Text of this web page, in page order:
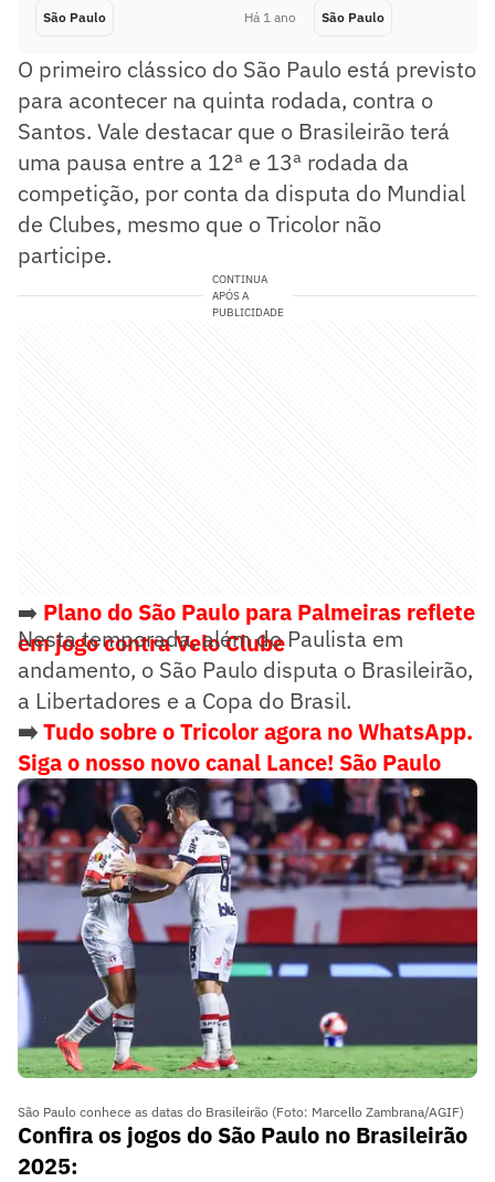
São Paulo Há 1 ano São Paulo
O primeiro clássico do São Paulo está previsto
para acontecer na quinta rodada, contra o
Santos. Vale destacar que o Brasileirão terá
uma pausa entre a 12ª e 13ª rodada da
competição, por conta da disputa do Mundial
de Clubes, mesmo que o Tricolor não
participe.
CONTINUA
APÓS A
PUBLICIDADE
➡️ Plano do São Paulo para Palmeiras reflete
em jogo contra Velo Clube
Nesta temporada, além do Paulista em
andamento, o São Paulo disputa o Brasileirão,
a Libertadores e a Copa do Brasil.
➡️Tudo sobre o Tricolor agora no WhatsApp.
Siga o nosso novo canal Lance! São Paulo
São Paulo conhece as datas do Brasileirão (Foto: Marcello Zambrana/AGIF)
Confira os jogos do São Paulo no Brasileirão
2025: